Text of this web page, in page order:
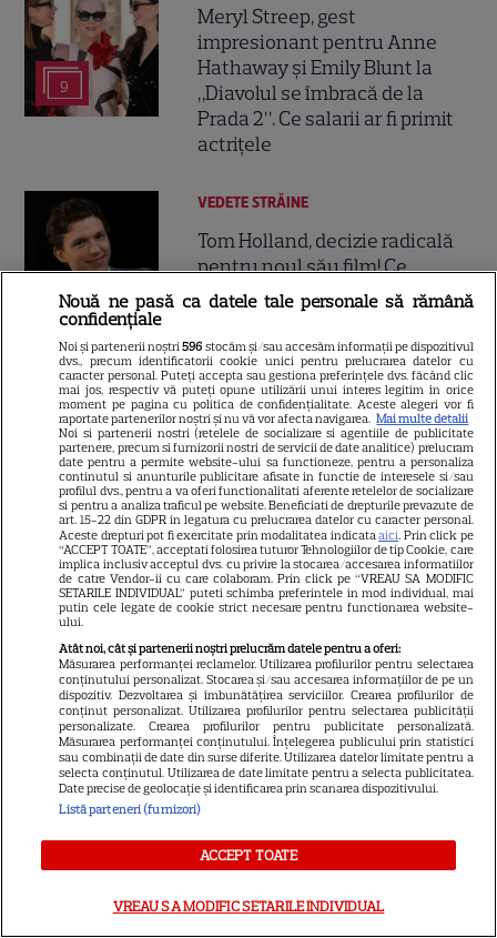
9
Meryl Streep, gest
impresionant pentru Anne
Hathaway și Emily Blunt la
„Diavolul se îmbracă de la
Prada 2”. Ce salarii ar fi primit
actrițele
13
VEDETE STRĂINE
Tom Holland, decizie radicală
pentru noul său film! Ce
promisiune a făcut actorul
după momentele virale în care
a făcut senzație prin dans
13
SKYSHOWTIME
Scarlett Johansson și Kristin
Scott Thomas, din nou mamă
și fiică pe ecran în „My
Mother's Wedding”. Când
apare filmul pe SkyShowtime
9
PRIME VIDEO
Jamie Campbell Bower, starul
din „Stranger Things”, intră în
universul „Stăpânul Inelelor”.
Ce rol legendar va interpreta în
sezonul 3
NETFLIX
„Palatul de Est”, noul fenomen
coreean de pe Netflix: Regele
exorcistul care sfidează
Nouă ne pasă ca datele tale personale să rămână
confidențiale
Noi și partenerii noștri596 stocăm și/sau accesăm informații pe dispozitivul
dvs., precum identificatorii cookie unici pentru prelucrarea datelor cu
caracter personal. Puteți accepta sau gestiona preferințele dvs. făcând clic
mai jos, respectiv vă puteți opune utilizării unui interes legitim în orice
moment pe pagina cu politica de confidențialitate. Aceste alegeri vor fi
raportate partenerilor noștri și nu vă vor afecta navigarea. Mai multe detalii
Noi si partenerii nostri (retelele de socializare si agentiile de publicitate
partenere, precum si furnizorii nostri de servicii de date analitice) prelucram
date pentru a permite website-ului sa functioneze, pentru a personaliza
continutul si anunturile publicitare afisate in functie de interesele si/sau
profilul dvs., pentru a va oferi functionalitati aferente retelelor de socializare
si pentru a analiza traficul pe website. Beneficiati de drepturile prevazute de
art. 15-22 din GDPR in legatura cu prelucrarea datelor cu caracter personal.
Aceste drepturi pot fi exercitate prin modalitatea indicataaici. Prin click pe
“ACCEPT TOATE”, acceptati folosirea tuturor Tehnologiilor de tip Cookie, care
implica inclusiv acceptul dvs. cu privire la stocarea/accesarea informatiilor
de catre Vendor-ii cu care colaboram. Prin click pe “VREAU SA MODIFIC
SETARILE INDIVIDUAL” puteti schimba preferintele in mod individual, mai
putin cele legate de cookie strict necesare pentru functionarea website-
ului.
Atât noi, cât și partenerii noștri prelucrăm datele pentru a oferi:
Măsurarea performanței reclamelor. Utilizarea profilurilor pentru selectarea
conținutului personalizat. Stocarea și/sau accesarea informațiilor de pe un
dispozitiv. Dezvoltarea și îmbunătățirea serviciilor. Crearea profilurilor de
conținut personalizat. Utilizarea profilurilor pentru selectarea publicității
personalizate. Crearea profilurilor pentru publicitate personalizată.
Măsurarea performanței conținutului. Înțelegerea publicului prin statistici
sau combinații de date din surse diferite. Utilizarea datelor limitate pentru a
selecta conținutul. Utilizarea de date limitate pentru a selecta publicitatea.
Date precise de geolocație și identificarea prin scanarea dispozitivului.
Listă parteneri (furnizori)
ACCEPT TOATE
VREAU SA MODIFIC SETARILE INDIVIDUAL